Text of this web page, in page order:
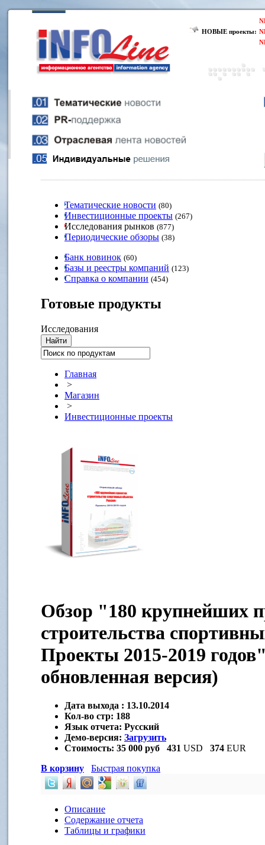
НОВЫЕ проекты:
Тематические новости (80)
Инвестиционные проекты (267)
Исследования рынков (877)
Периодические обзоры (38)
Банк новинок (60)
Базы и реестры компаний (123)
Справка о компании (454)
Готовые продукты
Исследования
Главная
>
Магазин
>
Инвестиционные проекты
Обзор "180 крупнейших
строительства
Проекты 2015-2019
обновленная версия)
Дата выхода : 13.10.2014
Кол-во стр: 188
Язык отчета: Русский
Демо-версия: Загрузить
Стоимость: 35 000 руб 431 USD 374 EUR
В корзину
Быстрая покупка
Описание
Содержание отчета
Таблицы и графики